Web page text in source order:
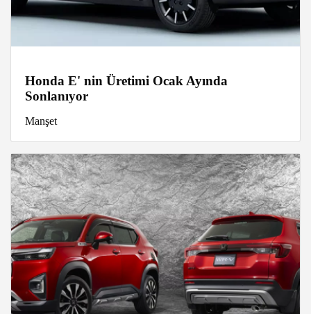
Honda E' nin Üretimi Ocak Ayında
Sonlanıyor
Manşet